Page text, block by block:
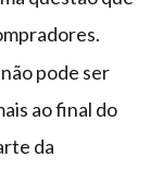
pode ser
ao final do
da